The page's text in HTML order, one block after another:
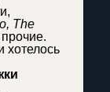
The
хотелось